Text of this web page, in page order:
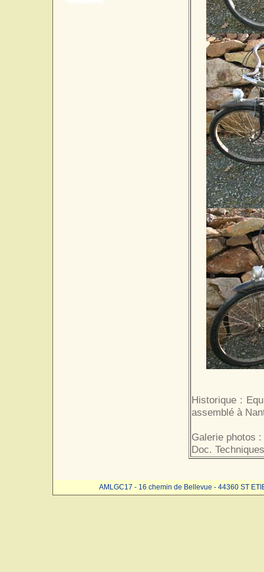
Historique :
assemblé à
Galerie photos :
Doc.
AMLGC17 - 16 chemin de Bellevue - 44360 ST